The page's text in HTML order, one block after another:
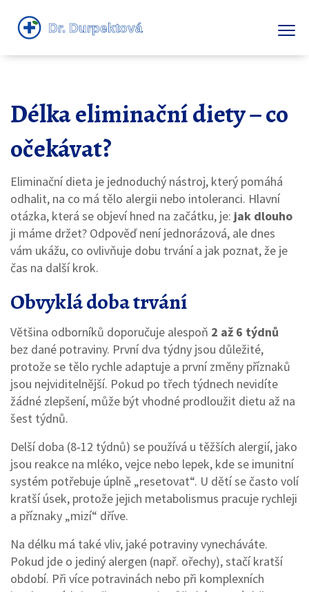
Délka eliminační diety – co
očekávat?
Eliminační dieta je jednoduchý nástroj, který pomáhá
odhalit, na co má tělo alergii nebo intoleranci. Hlavní
otázka, která se objeví hned na začátku, je: jak dlouho
ji máme držet? Odpověď není jednorázová, ale dnes
vám ukážu, co ovlivňuje dobu trvání a jak poznat, že je
čas na další krok.
Obvyklá doba trvání
Většina odborníků doporučuje alespoň 2 až 6 týdnů
bez dané potraviny. První dva týdny jsou důležité,
protože se tělo rychle adaptuje a první změny příznaků
jsou nejviditelnější. Pokud po třech týdnech nevidíte
žádné zlepšení, může být vhodné prodloužit dietu až na
šest týdnů.
Delší doba (8‑12 týdnů) se používá u těžších alergií, jako
jsou reakce na mléko, vejce nebo lepek, kde se imunitní
systém potřebuje úplně „resetovat“. U dětí se často volí
kratší úsek, protože jejich metabolismus pracuje rychleji
a příznaky „mizí“ dříve.
Na délku má také vliv, jaké potraviny vynecháváte.
Pokud jde o jediný alergen (např. ořechy), stačí kratší
období. Při více potravinách nebo při komplexních